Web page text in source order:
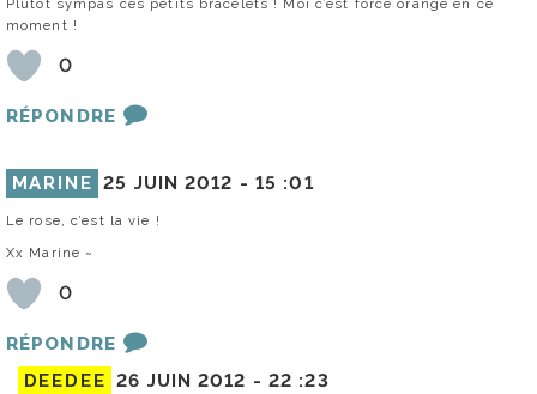
moment !
0
RÉPONDRE
MARINE 25 JUIN 2012 - 15 :01
Le rose, c’est la vie !
Xx Marine ~
0
RÉPONDRE
DEEDEE 26 JUIN 2012 - 22 :23